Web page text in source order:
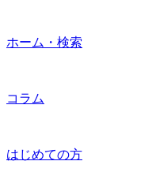
ホーム・検索
コラム
はじめての方